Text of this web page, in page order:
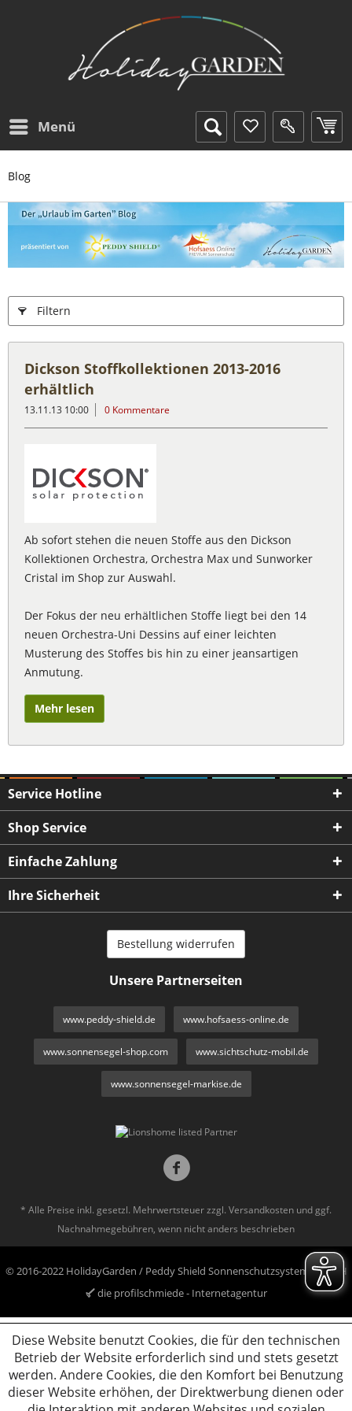
Menü
Blog
Filtern
Dickson Stoffkollektionen 2013-2016
erhältlich
13.11.13 10:00 0 Kommentare
Ab sofort stehen die neuen Stoffe aus den Dickson
Kollektionen Orchestra, Orchestra Max und Sunworker
Cristal im Shop zur Auswahl.
Der Fokus der neu erhältlichen Stoffe liegt bei den 14
neuen Orchestra-Uni Dessins auf einer leichten
Musterung des Stoffes bis hin zu einer jeansartigen
Anmutung.
Mehr lesen
Service Hotline
Shop Service
Einfache Zahlung
Ihre Sicherheit
Bestellung widerrufen
Unsere Partnerseiten
www.peddy-shield.de www.hofsaess-online.de
www.sonnensegel-shop.com www.sichtschutz-mobil.de
www.sonnensegel-markise.de
* Alle Preise inkl. gesetzl. Mehrwertsteuer zzgl. Versandkosten und ggf.
Nachnahmegebühren, wenn nicht anders beschrieben
© 2016-2022 HolidayGarden / Peddy Shield Sonnenschutzsysteme GmbH
die profilschmiede - Internetagentur
Diese Website benutzt Cookies, die für den technischen
Betrieb der Website erforderlich sind und stets gesetzt
werden. Andere Cookies, die den Komfort bei Benutzung
dieser Website erhöhen, der Direktwerbung dienen oder